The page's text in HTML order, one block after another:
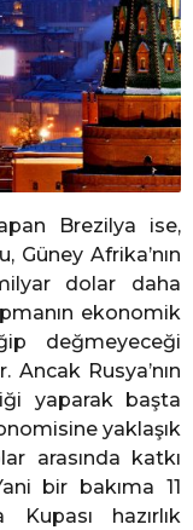
Brezilya ise,
Güney Afrika’nın
dolar daha
ekonomik
değmeyeceği
Rusya’nın
yaparak başta
yaklaşık
arasında katkı
bir bakıma 11
hazırlık